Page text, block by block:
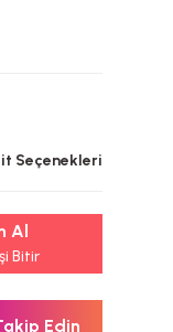
Seçenekleri
Al
Bitir
Edin